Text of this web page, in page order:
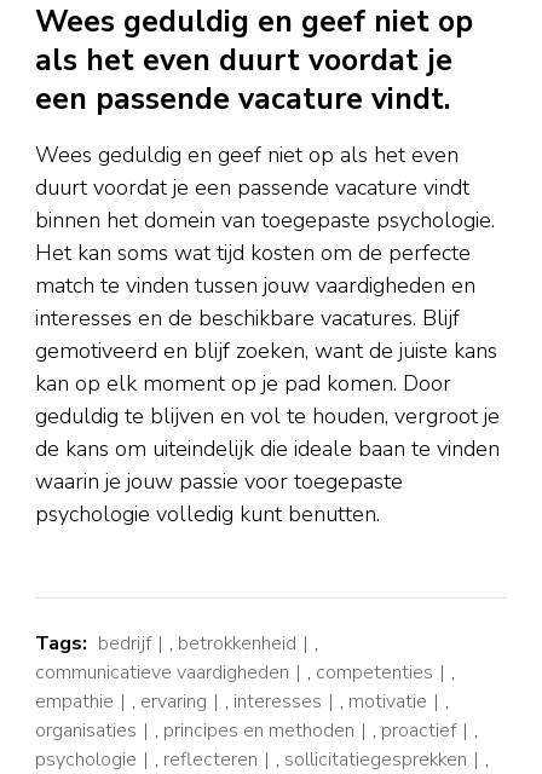
Wees geduldig en geef niet op
als het even duurt voordat je
een passende vacature vindt.
Wees geduldig en geef niet op als het even
duurt voordat je een passende vacature vindt
binnen het domein van toegepaste psychologie.
Het kan soms wat tijd kosten om de perfecte
match te vinden tussen jouw vaardigheden en
interesses en de beschikbare vacatures. Blijf
gemotiveerd en blijf zoeken, want de juiste kans
kan op elk moment op je pad komen. Door
geduldig te blijven en vol te houden, vergroot je
de kans om uiteindelijk die ideale baan te vinden
waarin je jouw passie voor toegepaste
psychologie volledig kunt benutten.
Tags: bedrijf , betrokkenheid
,
communicatieve vaardigheden
, competenties
,
empathie
, ervaring , interesses , motivatie
,
organisaties
, principes en methoden , proactief
,
psychologie
, reflecteren , sollicitatiegesprekken ,